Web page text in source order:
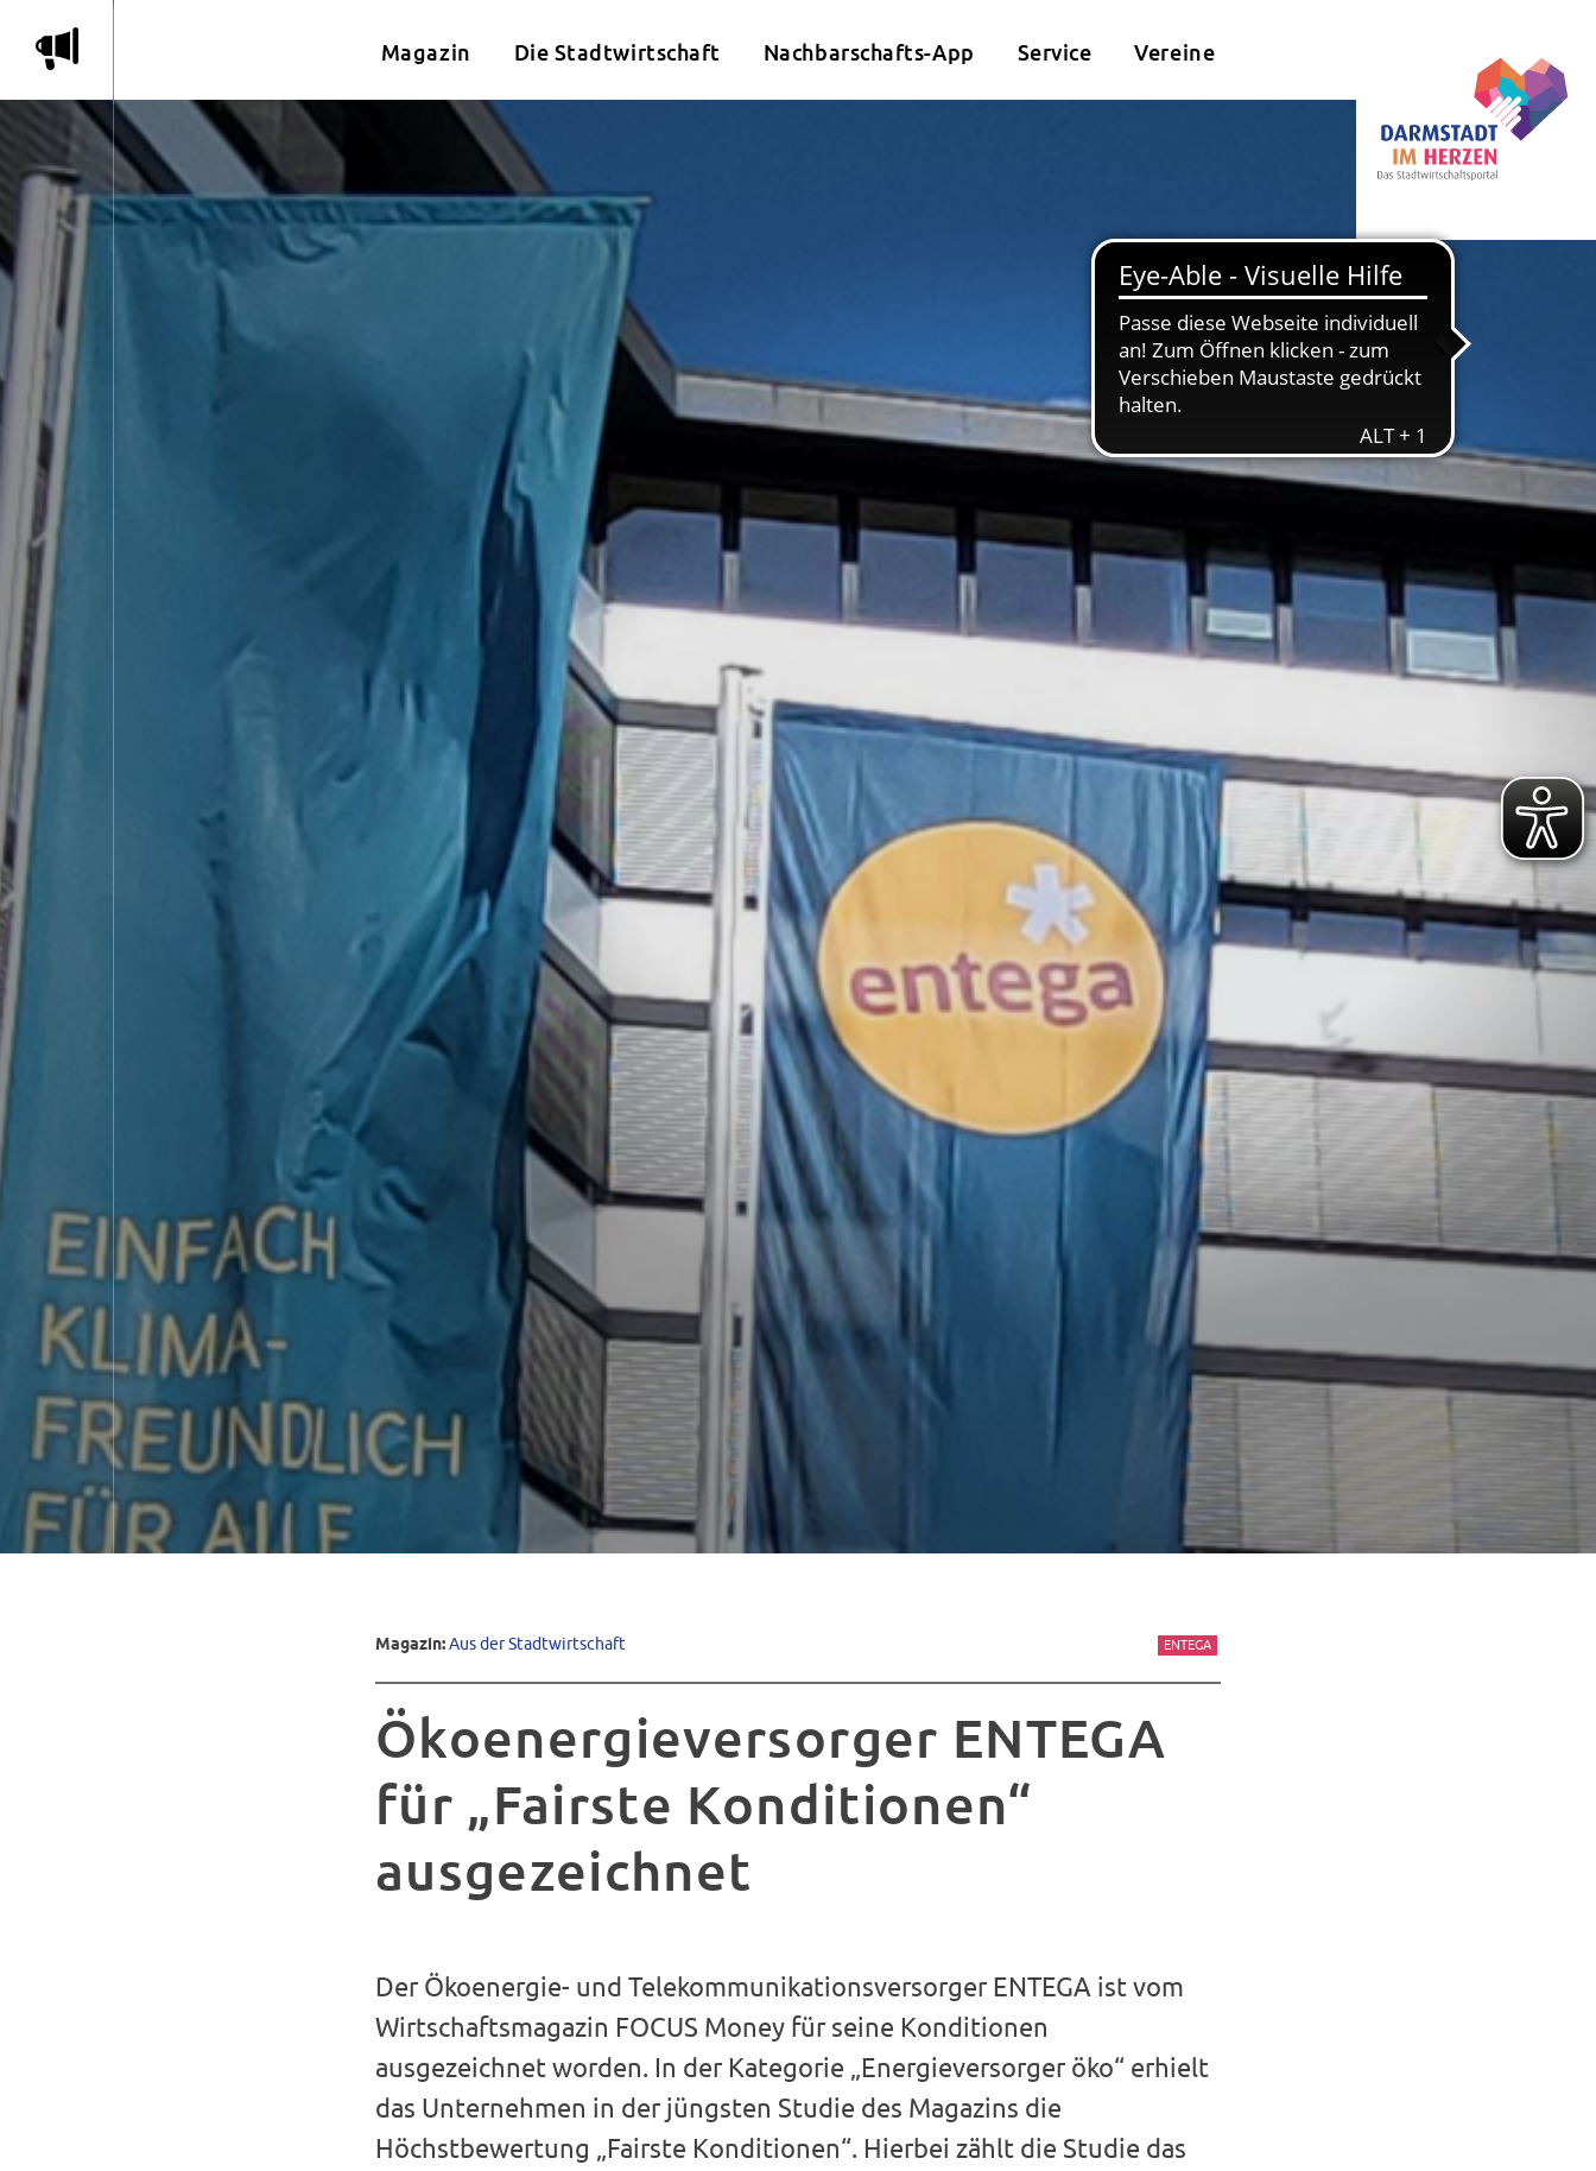
m Magazin Die Stadtwirtschaft Nachbarschafts-App Service Vereine
Magazin:Aus der Stadtwirtschaft ENTEGA
Ökoenergieversorger ENTEGA
für „Fairste Konditionen“
ausgezeichnet
Der Ökoenergie- und Telekommunikationsversorger ENTEGA ist vom
Wirtschaftsmagazin FOCUS Money für seine Konditionen
ausgezeichnet worden. In der Kategorie „Energieversorger öko“ erhielt
das Unternehmen in der jüngsten Studie des Magazins die
Höchstbewertung „Fairste Konditionen“. Hierbei zählt die Studie das